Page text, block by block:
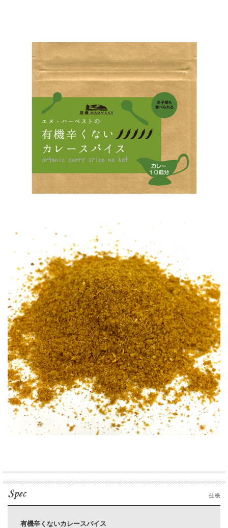
有機辛くないカレースパイス